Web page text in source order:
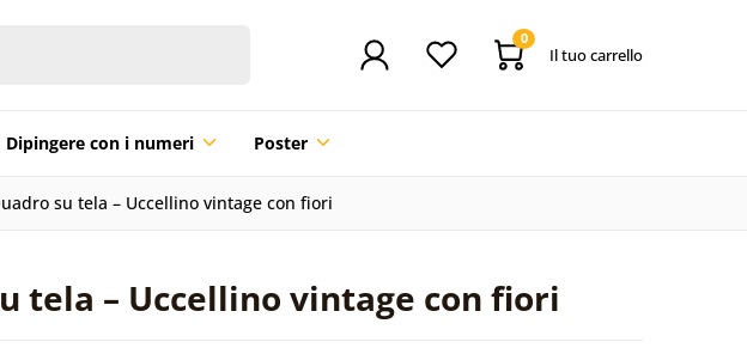
0
Il tuo carrello
Dipingere con i numeri Poster
su tela – Uccellino vintage con fiori
tela – Uccellino vintage con fiori